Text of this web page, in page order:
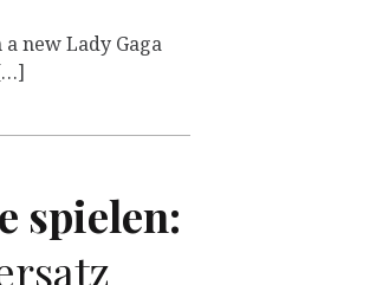
new Lady Gaga
spielen: